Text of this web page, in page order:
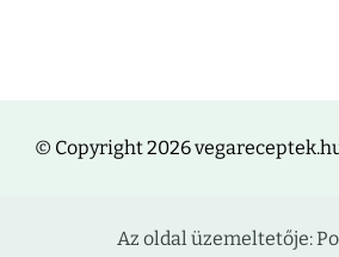
© Copyright 2026
Az oldal üzemeltetője: